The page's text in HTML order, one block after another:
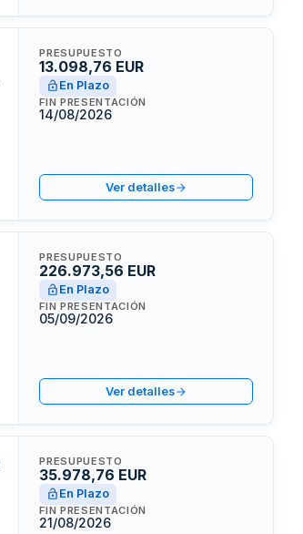
PRESUPUESTO
13.098,76 EUR
En Plazo
FIN PRESENTACIÓN
14/08/2026
Ver detalles
PRESUPUESTO
226.973,56 EUR
En Plazo
FIN PRESENTACIÓN
05/09/2026
Ver detalles
PRESUPUESTO
35.978,76 EUR
En Plazo
FIN PRESENTACIÓN
21/08/2026